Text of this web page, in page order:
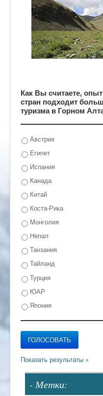
Как Вы считаете,
стран подходит
туризма в Горном
Австрия
Египет
Испания
Канада
Китай
Коста-Рика
Монголия
Непал
Танзания
Тайланд
Турция
ЮАР
Япония
- Метки: